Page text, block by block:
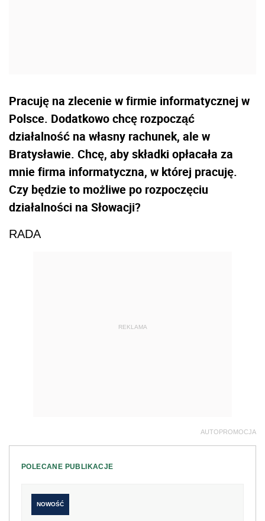
Pracuję na zlecenie w firmie informatycznej w
Polsce. Dodatkowo chcę rozpocząć
działalność na własny rachunek, ale w
Bratysławie. Chcę, aby składki opłacała za
mnie firma informatyczna, w której pracuję.
Czy będzie to możliwe po rozpoczęciu
działalności na Słowacji?
RADA
REKLAMA
AUTOPROMOCJA
POLECANE PUBLIKACJE
NOWOŚĆ